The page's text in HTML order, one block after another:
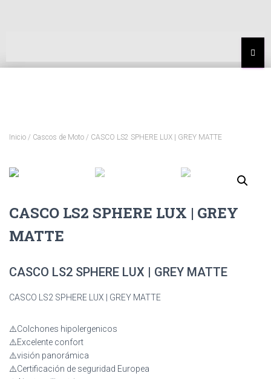
Inicio / Cascos de Moto / CASCO LS2 SPHERE LUX | GREY MATTE
CASCO LS2 SPHERE LUX | GREY
MATTE
CASCO LS2 SPHERE LUX | GREY MATTE
CASCO LS2 SPHERE LUX | GREY MATTE
⚠️Colchones hipolergenicos
⚠️Excelente confort
⚠️visión panorámica
⚠️Certificación de seguridad Europea